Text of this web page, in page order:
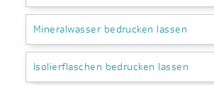
Mineralwasser bedrucken lassen
Isolierflaschen bedrucken lassen